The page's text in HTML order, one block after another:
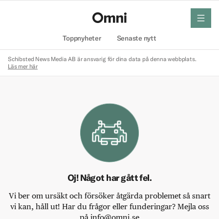
Toppnyheter Senaste nytt
meny
Schibsted News Media AB är ansvarig för dina data på denna webbplats.
Läs mer här
Oj! Något har gått fel.
Vi ber om ursäkt och försöker åtgärda problemet så snart
vi kan, håll ut! Har du frågor eller funderingar? Mejla oss